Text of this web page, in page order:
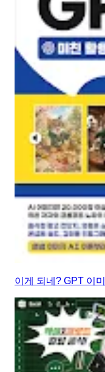
이게 되네? GPT 이